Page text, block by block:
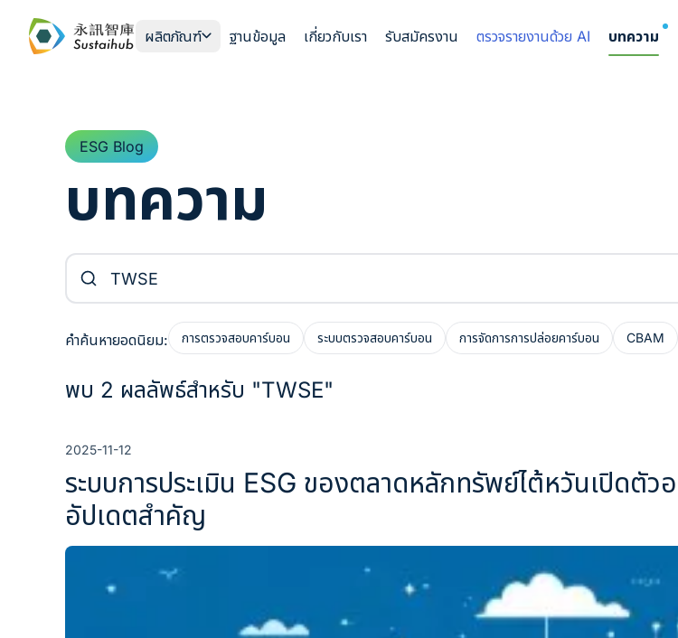
ผลิตภัณฑ์
ฐานข้อมูล เกี่ยวกับเรา รับสมัครงาน ตรวจรายงานด้วย AI บทความ
ESG Blog
บทความ
ค้นหาบทความ
คำค้นหายอดนิยม: การตรวจสอบคาร์บอน ระบบตรวจสอบคาร์บอน การจัดการการปล่อยคาร์บอน CBAM
พบ 2 ผลลัพธ์สำหรับ "TWSE"
2025-11-12
ระบบการประเมิน ESG ของตลาดหลักทรัพย์ไต้หวันเปิดตั
อัปเดตสำคัญ